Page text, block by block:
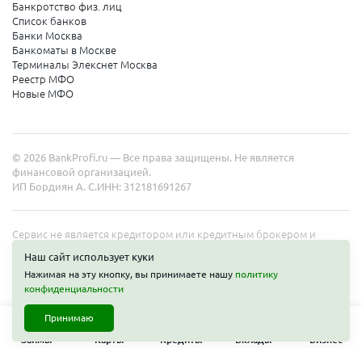
Банкротство физ. лиц
Список банков
Банки Москва
Банкоматы в Москве
Терминалы Элекснет Москва
Реестр МФО
Новые МФО
© 2026 BankProfi.ru — Все права защищены. Не является
финансовой организацией.
ИП Бордиян А. С.ИНН: 312181691267
Сервис не является кредитором или кредитным брокером и
на сайте не является публичной офертой. Полные условия услуг
уточняйте на сайте организаций.
Займы Карты Кредиты Вклады Бизнес
Наш сайт использует куки
Нажимая на эту кнопку, вы принимаете нашу политику
конфиденциальности
Принимаю